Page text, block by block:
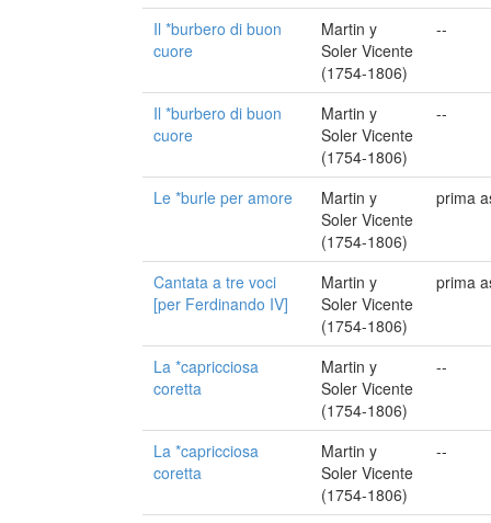
Il *burbero di buon
cuore
Martin y
Soler Vicente
(1754-1806)
--
Il *burbero di buon
cuore
Martin y
Soler Vicente
(1754-1806)
--
Le *burle per amore
Martin y
Soler Vicente
(1754-1806)
prima
Cantata a tre voci
[per Ferdinando IV]
Martin y
Soler Vicente
(1754-1806)
prima
La *capricciosa
coretta
Martin y
Soler Vicente
(1754-1806)
--
La *capricciosa
coretta
Martin y
Soler Vicente
(1754-1806)
--